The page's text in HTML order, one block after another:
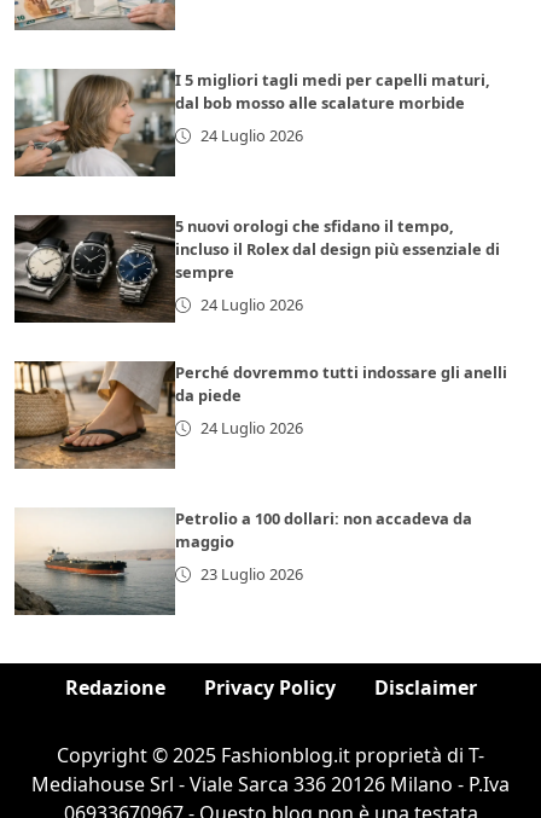
I 5 migliori tagli medi per capelli maturi,
dal bob mosso alle scalature morbide
24 Luglio 2026
5 nuovi orologi che sfidano il tempo,
incluso il Rolex dal design più essenziale di
sempre
24 Luglio 2026
Perché dovremmo tutti indossare gli anelli
da piede
24 Luglio 2026
Petrolio a 100 dollari: non accadeva da
maggio
23 Luglio 2026
Redazione Privacy Policy Disclaimer
Copyright © 2025 Fashionblog.it proprietà di T-
Mediahouse Srl - Viale Sarca 336 20126 Milano - P.Iva